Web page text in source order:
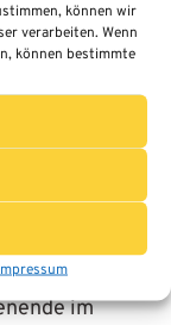
können wir
verarbeiten. Wenn
können bestimmte
Facetten
Das ist
im